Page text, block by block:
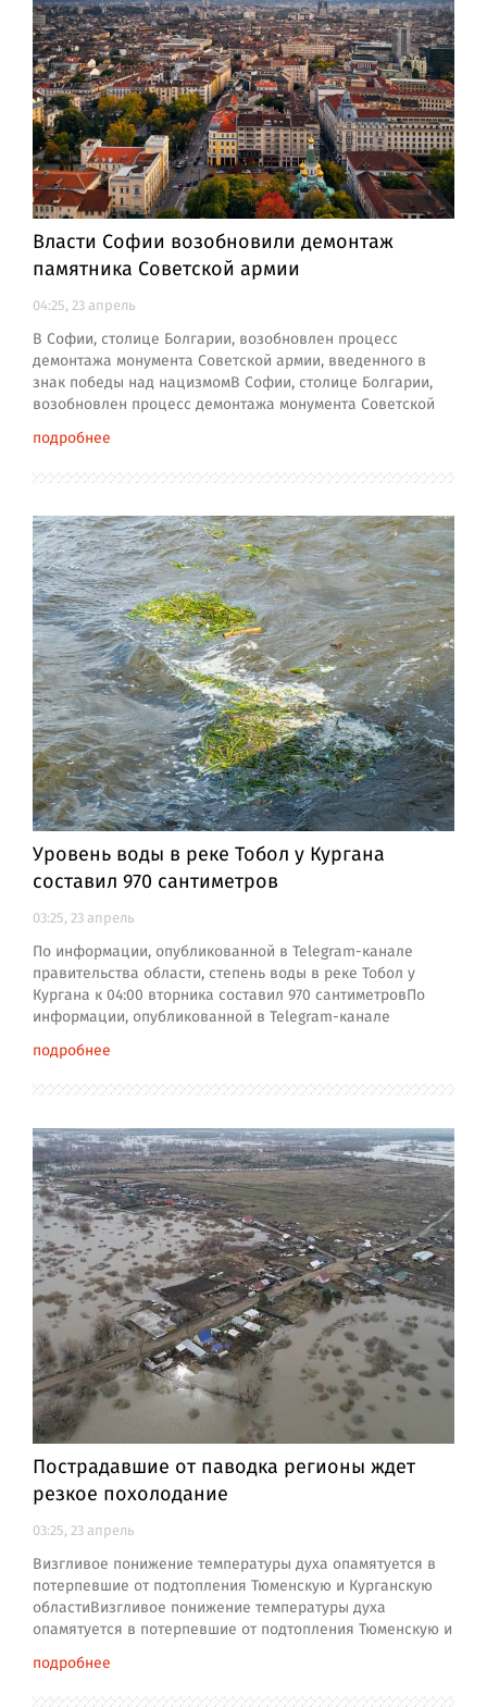
Власти Софии возобновили демонтаж
памятника Советской армии
04:25, 23 апрель
В Софии, столице Болгарии, возобновлен процесс
демонтажа монумента Советской армии, введенного в
знак победы над нацизмомВ Софии, столице Болгарии,
возобновлен процесс демонтажа монумента Советской
подробнее
Уровень воды в реке Тобол у Кургана
составил 970 сантиметров
03:25, 23 апрель
По информации, опубликованной в Telegram-канале
правительства области, степень воды в реке Тобол у
Кургана к 04:00 вторника составил 970 сантиметровПо
информации, опубликованной в Telegram-канале
подробнее
Пострадавшие от паводка регионы ждет
резкое похолодание
03:25, 23 апрель
Визгливое понижение температуры духа опамятуется в
потерпевшие от подтопления Тюменскую и Курганскую
областиВизгливое понижение температуры духа
опамятуется в потерпевшие от подтопления Тюменскую и
подробнее